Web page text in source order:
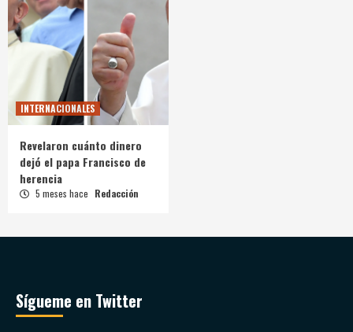
INTERNACIONALES
Revelaron cuánto dinero
dejó el papa Francisco de
herencia
5 meses hace Redacción
Sígueme en Twitter